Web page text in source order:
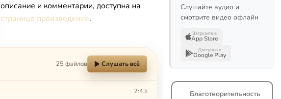
описание и комментарии, доступна на
странице произведения.
25 файлов Слушать всё
2:43
Слушайте аудио и
смотрите видео офлайн
Загрузите в
App Store
Доступно в
Google Play
Благотворительность